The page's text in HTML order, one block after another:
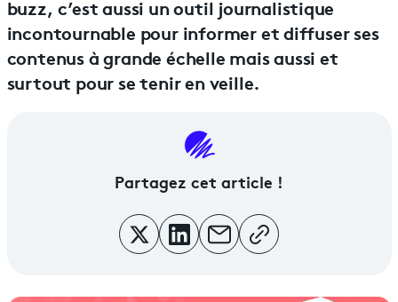
buzz, c’est aussi un outil journalistique
incontournable pour informer et diffuser ses
contenus à grande échelle mais aussi et
surtout pour se tenir en veille.
Partagez cet article !